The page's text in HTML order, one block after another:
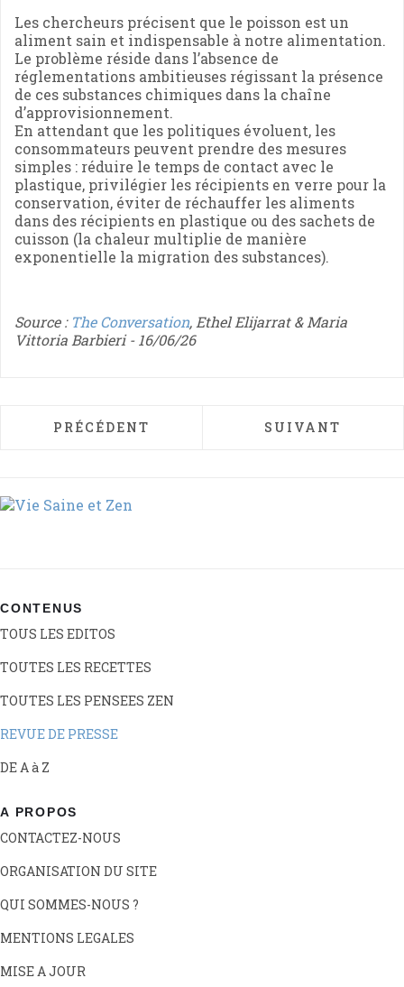
Les chercheurs précisent que le poisson est un
aliment sain et indispensable à notre alimentation.
Le problème réside dans l’absence de
réglementations ambitieuses régissant la présence
de ces substances chimiques dans la chaîne
d’approvisionnement.
En attendant que les politiques évoluent, les
consommateurs peuvent prendre des mesures
simples : réduire le temps de contact avec le
plastique, privilégier les récipients en verre pour la
conservation, éviter de réchauffer les aliments
dans des récipients en plastique ou des sachets de
cuisson (la chaleur multiplie de manière
exponentielle la migration des substances).
Source : The Conversation, Ethel Elijarrat & Maria
Vittoria Barbieri - 16/06/26
ARTICLE PRÉCÉDENT : OGM : UNE
PRÉCÉDENT ARTICLE
SUIVANT
CONTENUS
TOUS LES EDITOS
TOUTES LES RECETTES
TOUTES LES PENSEES ZEN
REVUE DE PRESSE
DE A à Z
A PROPOS
CONTACTEZ-NOUS
ORGANISATION DU SITE
QUI SOMMES-NOUS ?
MENTIONS LEGALES
MISE A JOUR